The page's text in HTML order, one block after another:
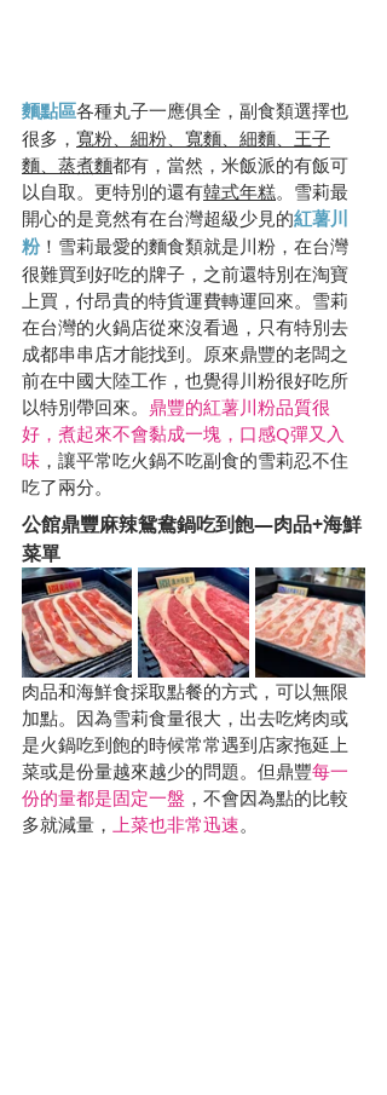
麵點區各種丸子一應俱全，副食類選擇也
很多， 寬粉、細粉、寬麵、細麵、王子
麵、蒸煮麵都有，當然，米飯派的有飯可
以自取。更特別的還有韓式年糕。雪莉最
開心的是竟然有在台灣超級少見的紅薯川
粉 ！雪莉最愛的麵食類就是川粉，在台灣
很難買到好吃的牌子，之前還特別在淘寶
上買，付昂貴的特貨運費轉運回來。雪莉
在台灣的火鍋店從來沒看過，只有特別去
成都串串店才能找到。原來鼎豐的老闆之
前在中國大陸工作，也覺得川粉很好吃所
以特別帶回來。 鼎豐的紅薯川粉品質很
好，煮起來不會黏成一塊，口感Q彈又入
味 ，讓平常吃火鍋不吃副食的雪莉忍不住
吃了兩分。
公館鼎豐麻辣鴛鴦鍋吃到飽—肉品+海鮮
菜單
肉品和海鮮食採取點餐的方式，可以無限
加點。因為雪莉食量很大，出去吃烤肉或
是火鍋吃到飽的時候常常遇到店家拖延上
菜或是份量越來越少的問題。但鼎豐每一
份的量都是固定一盤 ，不會因為點的比較
多就減量， 上菜也非常迅速。